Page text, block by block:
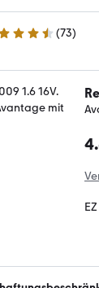
Sterne (73)